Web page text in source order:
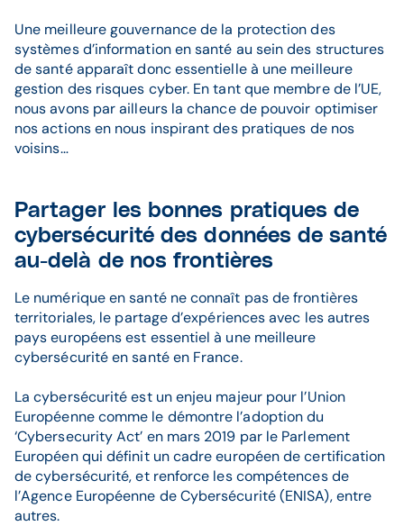
Une meilleure gouvernance de la protection des
systèmes d’information en santé au sein des structures
de santé apparaît donc essentielle à une meilleure
gestion des risques cyber. En tant que membre de l’UE,
nous avons par ailleurs la chance de pouvoir optimiser
nos actions en nous inspirant des pratiques de nos
voisins…
Partager les bonnes pratiques de
cybersécurité des données de santé
au-delà de nos frontières
Le numérique en santé ne connaît pas de frontières
territoriales, le partage d’expériences avec les autres
pays européens est essentiel à une meilleure
cybersécurité en santé en France.
La cybersécurité est un enjeu majeur pour l’Union
Européenne comme le démontre l’adoption du
‘Cybersecurity Act’ en mars 2019 par le Parlement
Européen qui définit un cadre européen de certification
de cybersécurité, et renforce les compétences de
l’Agence Européenne de Cybersécurité (ENISA), entre
autres.